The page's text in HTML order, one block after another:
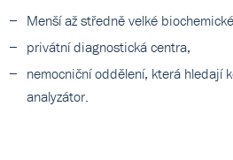
Menší až středně velké
privátní diagnostická centra,
nemocniční oddělení, která hledají
analyzátor.